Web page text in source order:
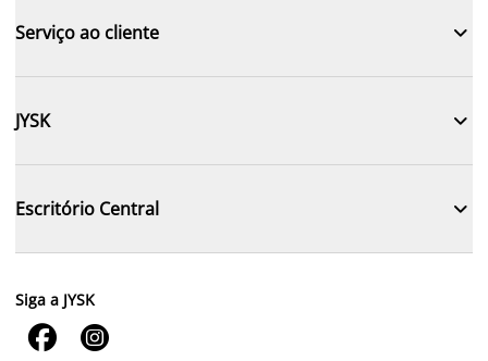
Serviço ao cliente 
JYSK 
Escritório Central 
Siga a JYSK
 